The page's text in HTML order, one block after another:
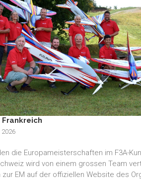
Frankreich
2026
die Europameisterschaften im F3A-
wird von einem grossen Team
EM auf der offiziellen Website des